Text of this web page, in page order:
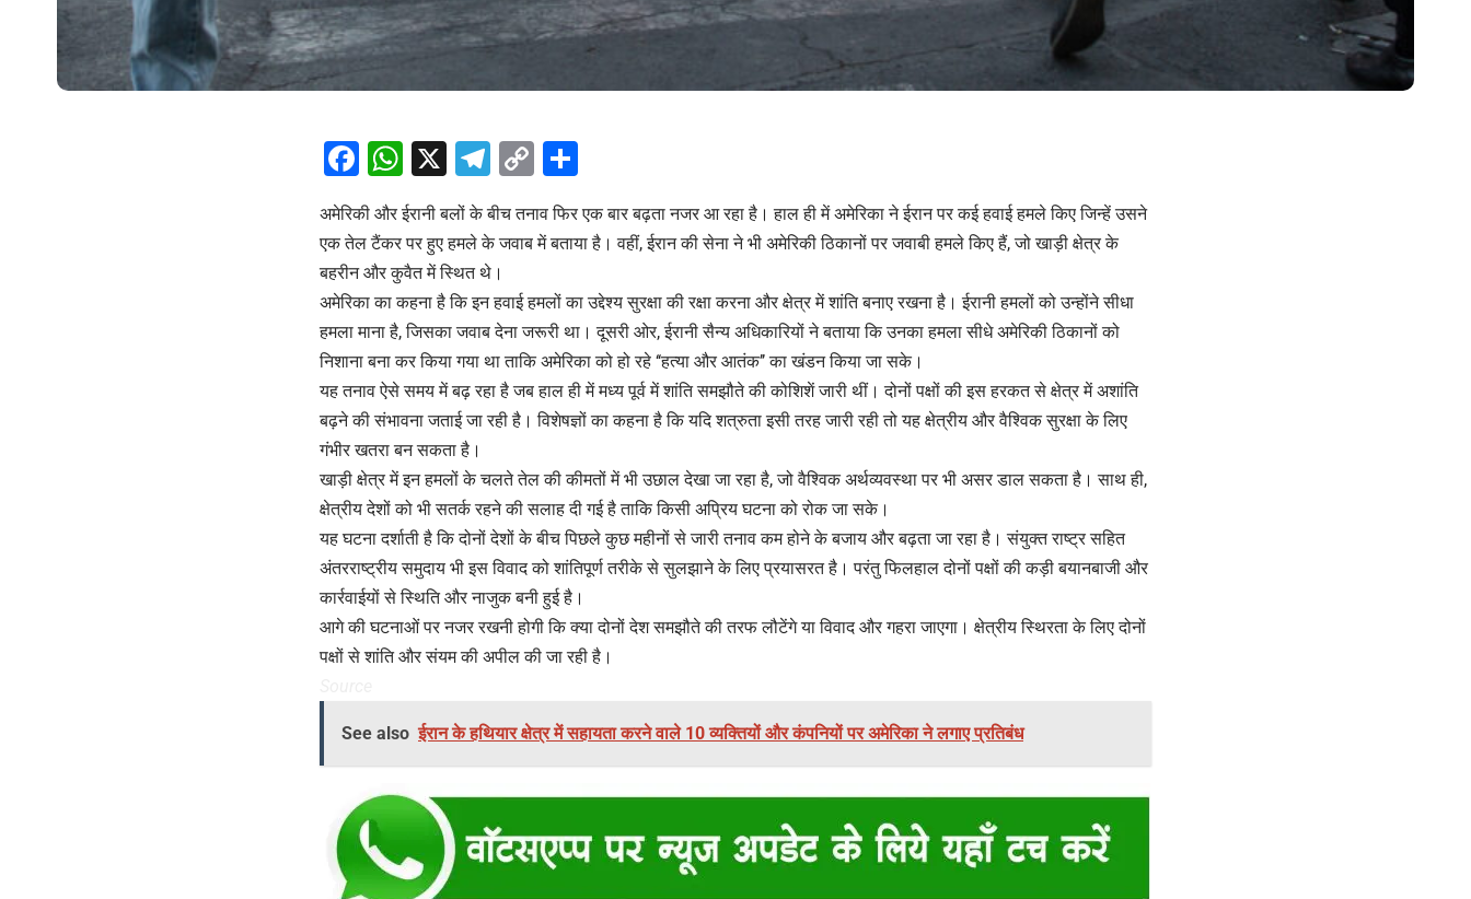
Facebook
WhatsApp
X Telegram
Copy
Link
अमेरिकी और ईरानी बलों के बीच तनाव फिर एक बार बढ़ता नजर आ रहा है। हाल ही में अमेरिका ने ईरान पर कई हवाई हमले किए जिन्हें उसने
एक तेल टैंकर पर हुए हमले के जवाब में बताया है। वहीं, ईरान की सेना ने भी अमेरिकी ठिकानों पर जवाबी हमले किए हैं, जो खाड़ी क्षेत्र के
बहरीन और कुवैत में स्थित थे।
अमेरिका का कहना है कि इन हवाई हमलों का उद्देश्य सुरक्षा की रक्षा करना और क्षेत्र में शांति बनाए रखना है। ईरानी हमलों को उन्होंने सीधा
हमला माना है, जिसका जवाब देना जरूरी था। दूसरी ओर, ईरानी सैन्य अधिकारियों ने बताया कि उनका हमला सीधे अमेरिकी ठिकानों को
निशाना बना कर किया गया था ताकि अमेरिका को हो रहे ‘‘हत्या और आतंक’’ का खंडन किया जा सके।
यह तनाव ऐसे समय में बढ़ रहा है जब हाल ही में मध्य पूर्व में शांति समझौते की कोशिशें जारी थीं। दोनों पक्षों की इस हरकत से क्षेत्र में अशांति
बढ़ने की संभावना जताई जा रही है। विशेषज्ञों का कहना है कि यदि शत्रुता इसी तरह जारी रही तो यह क्षेत्रीय और वैश्विक सुरक्षा के लिए
गंभीर खतरा बन सकता है।
खाड़ी क्षेत्र में इन हमलों के चलते तेल की कीमतों में भी उछाल देखा जा रहा है, जो वैश्विक अर्थव्यवस्था पर भी असर डाल सकता है। साथ ही,
क्षेत्रीय देशों को भी सतर्क रहने की सलाह दी गई है ताकि किसी अप्रिय घटना को रोक जा सके।
यह घटना दर्शाती है कि दोनों देशों के बीच पिछले कुछ महीनों से जारी तनाव कम होने के बजाय और बढ़ता जा रहा है। संयुक्त राष्ट्र सहित
अंतरराष्ट्रीय समुदाय भी इस विवाद को शांतिपूर्ण तरीके से सुलझाने के लिए प्रयासरत है। परंतु फिलहाल दोनों पक्षों की कड़ी बयानबाजी और
कार्रवाईयों से स्थिति और नाजुक बनी हुई है।
आगे की घटनाओं पर नजर रखनी होगी कि क्या दोनों देश समझौते की तरफ लौटेंगे या विवाद और गहरा जाएगा। क्षेत्रीय स्थिरता के लिए दोनों
पक्षों से शांति और संयम की अपील की जा रही है।
See also ईरान के हथियार क्षेत्र में सहायता करने वाले 10 व्यक्तियों और कंपनियों पर अमेरिका ने लगाए प्रतिबंध